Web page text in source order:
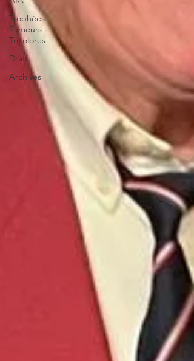
Trophées
Rameurs
Tricolores
Draft
Archives